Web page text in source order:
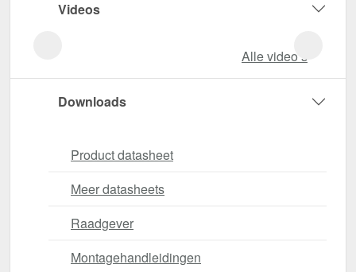
Videos
Alle video‘s
Downloads
Product datasheet
Meer datasheets
Raadgever
Montagehandleidingen